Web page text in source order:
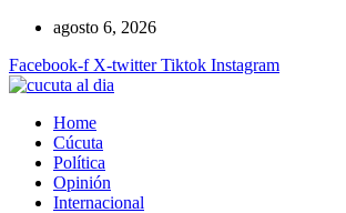
contenido
agosto 6, 2026
Facebook-f X-twitter Tiktok Instagram
Home
Cúcuta
Política
Opinión
Internacional